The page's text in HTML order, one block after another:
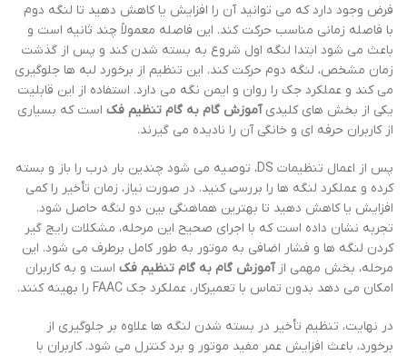
فرض وجود دارد که می توانید آن را افزایش یا کاهش دهید تا لنگه دوم
با فاصله زمانی مناسب حرکت کند. این فاصله معمولاً چند ثانیه است و
باعث می شود ابتدا لنگه اول شروع به بسته شدن کند و پس از گذشت
زمان مشخص، لنگه دوم حرکت کند. این تنظیم از برخورد لبه ها جلوگیری
می کند و عملکرد جک را روان و ایمن نگه می دارد. استفاده از این قابلیت
یکی از بخش های کلیدیآموزش گام به گام تنظیم فک است که بسیاری
از کاربران حرفه ای و خانگی آن را نادیده می گیرند.
پس از اعمال تنظیمات DS، توصیه می شود چندین بار درب را باز و بسته
کرده و عملکرد لنگه ها را بررسی کنید. در صورت نیاز، زمان تأخیر را کمی
افزایش یا کاهش دهید تا بهترین هماهنگی بین دو لنگه حاصل شود.
تجربه نشان داده است که با اجرای صحیح این مرحله، مشکلات رایج گیر
کردن لنگه ها و فشار اضافی به موتور به طور کامل برطرف می شود. این
مرحله، بخش مهمی ازآموزش گام به گام تنظیم فک است و به کاربران
امکان می دهد بدون تماس با تعمیرکار، عملکرد جک FAAC را بهینه کنند.
در نهایت، تنظیم تأخیر در بسته شدن لنگه ها علاوه بر جلوگیری از
برخورد، باعث افزایش عمر مفید موتور و برد کنترل می شود. کاربران با